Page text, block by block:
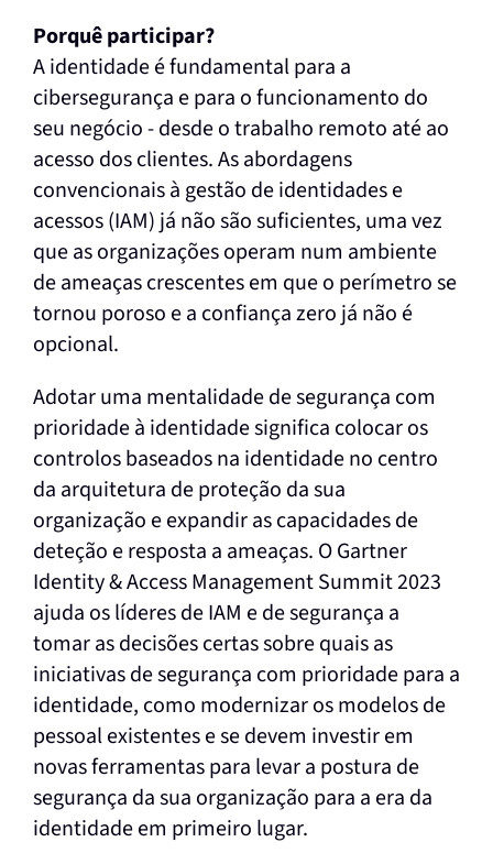
Porquê participar?
A identidade é fundamental para a
cibersegurança e para o funcionamento do
seu negócio - desde o trabalho remoto até ao
acesso dos clientes. As abordagens
convencionais à gestão de identidades e
acessos (IAM) já não são suficientes, uma vez
que as organizações operam num ambiente
de ameaças crescentes em que o perímetro se
tornou poroso e a confiança zero já não é
opcional.
Adotar uma mentalidade de segurança com
prioridade à identidade significa colocar os
controlos baseados na identidade no centro
da arquitetura de proteção da sua
organização e expandir as capacidades de
deteção e resposta a ameaças. O Gartner
Identity & Access Management Summit 2023
ajuda os líderes de IAM e de segurança a
tomar as decisões certas sobre quais as
iniciativas de segurança com prioridade para a
identidade, como modernizar os modelos de
pessoal existentes e se devem investir em
novas ferramentas para levar a postura de
segurança da sua organização para a era da
identidade em primeiro lugar.